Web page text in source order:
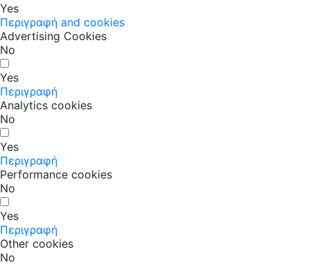
Yes
Περιγραφή and cookies
Advertising Cookies
No
Yes
Περιγραφή
Analytics cookies
No
Yes
Περιγραφή
Performance cookies
No
Yes
Περιγραφή
Other cookies
No